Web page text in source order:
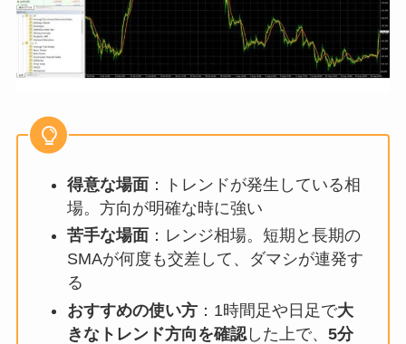
得意な場面：トレンドが発生している相
場。方向が明確な時に強い
苦手な場面 ：レンジ相場。短期と長期の
SMAが何度も交差して、ダマシが連発す
る
おすすめの使い方：1時間足や日足で大
きなトレンド方向を確認した上で、 5分